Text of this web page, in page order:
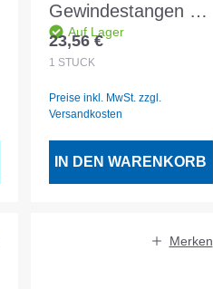
Gewindestangen vz
1mtr M18
Auf Lager
Regulärer Preis:
23,56 €
1 STÜCK
Preise inkl. MwSt. zzgl.
Versandkosten
IN DEN WARENKORB
Merken